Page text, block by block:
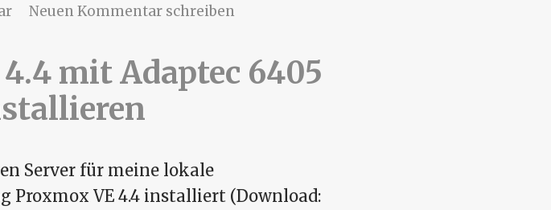
8.1 mit Adaptec 8405 Controller
Neuen Kommentar schreiben
mit Adaptec 6405
Server für meine lokale
Proxmox VE 4.4 installiert (Download: